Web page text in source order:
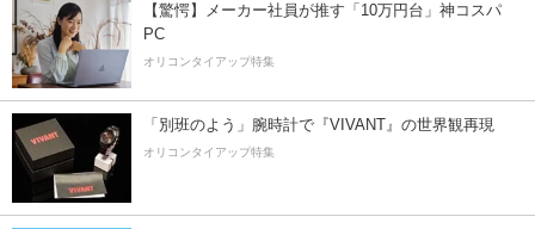
【驚愕】メーカー社員が推す「10万円台」神コスパ
PC
オリコンタイアップ特集
「別班のよう」腕時計で『VIVANT』の世界観再現
オリコンタイアップ特集